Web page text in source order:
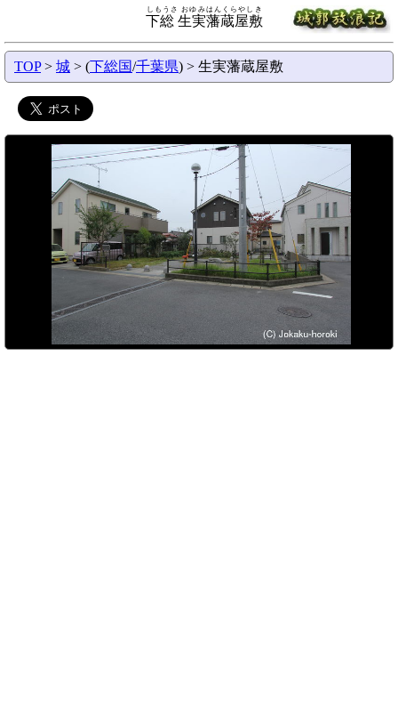
下総 生実藩蔵屋敷
しもうさ おゆみはんくらやしき
TOP> 城 > (下総国/千葉県) > 生実藩蔵屋敷